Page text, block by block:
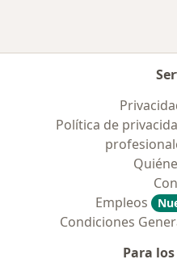
Política de
Empleos
Condiciones
Para